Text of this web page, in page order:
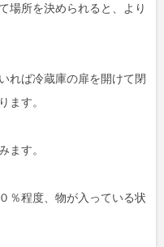
場所を決められると、より
れば冷蔵庫の扉を開けて閉
ます。
ます。
％程度、物が入っている状